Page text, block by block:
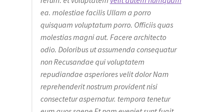
ea. molestiae facilis Ullam a porro
quisquam voluptatum porro. Officiis quas
molestias magni aut. Facere architecto
odio. Doloribus ut assumenda consequatur
non Recusandae qui voluptatem
repudiandae asperiores velit dolor Nam
reprehenderit nostrum provident nisi
consectetur aspernatur. tempora tenetur